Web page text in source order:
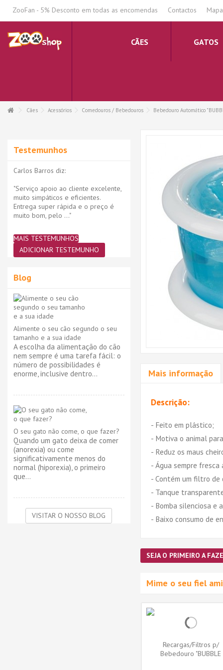
ZooFan - 5% Desconto em todas as encomendas Contactos
CÃES GATOS
Cães Acessórios Comedouros / Bebedouros Bebedouro Automático
Mais informação
Descrição:
- Feito em plástico;
- Motiva o animal
- Reduz os maus
- Água sempre
- Contém um filtro
- Tanque
- Bomba silenciosa e
- Baixo consumo de
SEJA O PRIMEIRO A
Mime o seu fiel
Recargas/Filtros p/
Bebedouro "BUBBLE
Testemunhos
Carlos Barros diz:
"Serviço apoio ao cliente excelente,
muito simpáticos e eficientes.
Entrega super rápida e o preço é
muito bom, pelo ..."
MAIS TESTEMUNHOS
ADICIONAR TESTEMUNHO
Blog
Alimente o seu cão segundo o seu
tamanho e a sua idade
A escolha da alimentação do cão
nem sempre é uma tarefa fácil: o
número de possibilidades é
enorme, inclusive dentro...
O seu gato não come, o que fazer?
Quando um gato deixa de comer
(anorexia) ou come
significativamente menos do
normal (hiporexia), o primeiro
que...
VISITAR O NOSSO BLOG